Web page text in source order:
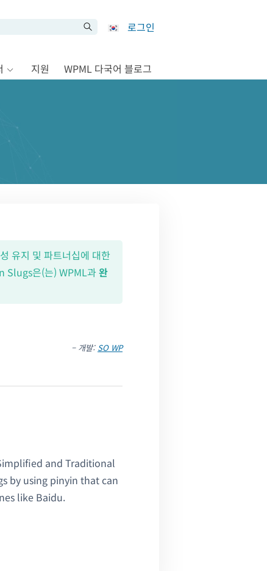
로그인
지원 WPML 다국어 블로그
유지 및 파트너십에 대한
Slugs은(는) WPML과완
– 개발: SO WP
and Traditional
by using pinyin that can
like Baidu.